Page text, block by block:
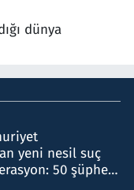
dünya
yeni nesil suç
50 şüpheli